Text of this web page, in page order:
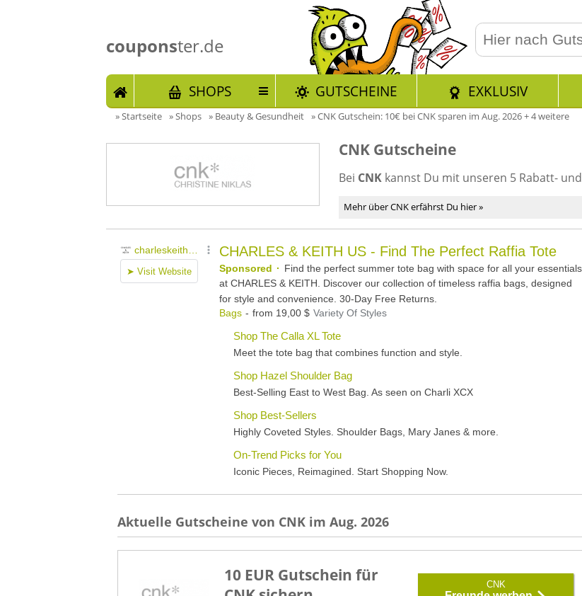
couponster.de
START SHOPS GUTSCHEINE EXKLUSIV
»Startseite »Shops » Beauty & Gesundheit »CNK Gutschein: 10€ bei CNK sparen im Aug. 2026 + 4 weitere
CNK Gutscheine
Bei CNK kannst Du mit unseren 5 Rabatt- und
Mehr über CNK erfährst Du hier »
Aktuelle Gutscheine von CNK im Aug. 2026
10 EUR Gutschein für
CNK